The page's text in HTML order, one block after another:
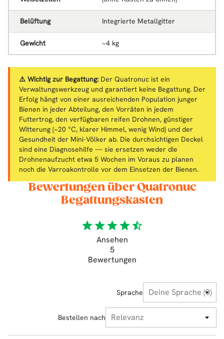
Belüftung Integrierte Metallgitter
Gewicht ~4 kg
⚠️ Wichtig zur Begattung: Der Quatronuc ist ein
Verwaltungswerkzeug und garantiert keine Begattung. Der
Erfolg hängt von einer ausreichenden Population junger
Bienen in jeder Abteilung, den Vorräten in jedem
Futtertrog, den verfügbaren reifen Drohnen, günstiger
Witterung (~20 °C, klarer Himmel, wenig Wind) und der
Gesundheit der Mini-Völker ab. Die durchsichtigen Deckel
sind eine Diagnosehilfe — sie ersetzen weder die
Drohnenaufzucht etwa 5 Wochen im Voraus zu planen
noch die Varroakontrolle vor dem Einsetzen der Bienen.
Bewertungen über Quatronuc
Begattungskasten
starstarstarstarstar_half
Ansehen
5
Bewertungen
Sprache
Bestellen nach